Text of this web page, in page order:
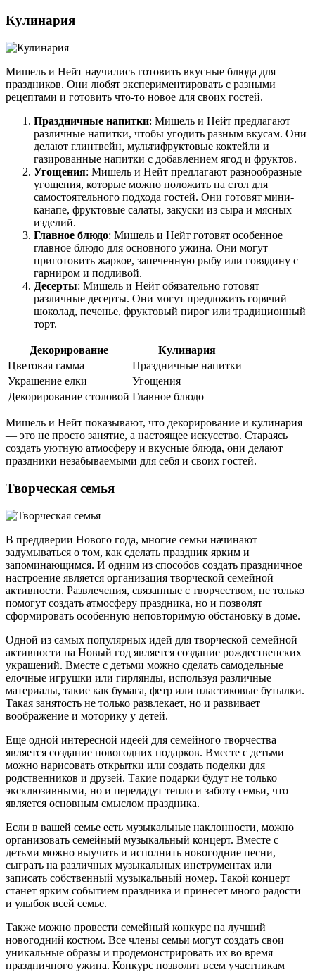
Кулинария
Мишель и Нейт научились готовить вкусные блюда для
праздников. Они любят экспериментировать с разными
рецептами и готовить что-то новое для своих гостей.
Праздничные напитки: Мишель и Нейт предлагают
различные напитки, чтобы угодить разным вкусам. Они
делают глинтвейн, мультифруктовые коктейли и
газированные напитки с добавлением ягод и фруктов.
Угощения: Мишель и Нейт предлагают разнообразные
угощения, которые можно положить на стол для
самостоятельного подхода гостей. Они готовят мини-
канапе, фруктовые салаты, закуски из сыра и мясных
изделий.
Главное блюдо: Мишель и Нейт готовят особенное
главное блюдо для основного ужина. Они могут
приготовить жаркое, запеченную рыбу или говядину с
гарниром и подливой.
Десерты: Мишель и Нейт обязательно готовят
различные десерты. Они могут предложить горячий
шоколад, печенье, фруктовый пирог или традиционный
торт.
Декорирование
Кулинария
Цветовая гамма
Праздничные напитки
Украшение елки
Угощения
Декорирование столовой Главное блюдо
Мишель и Нейт показывают, что декорирование и кулинария
— это не просто занятие, а настоящее искусство. Стараясь
создать уютную атмосферу и вкусные блюда, они делают
праздники незабываемыми для себя и своих гостей.
Творческая семья
В преддверии Нового года, многие семьи начинают
задумываться о том, как сделать праздник ярким и
запоминающимся. И одним из способов создать праздничное
настроение является организация творческой семейной
активности. Развлечения, связанные с творчеством, не только
помогут создать атмосферу праздника, но и позволят
сформировать особенную неповторимую обстановку в доме.
Одной из самых популярных идей для творческой семейной
активности на Новый год является создание рождественских
украшений. Вместе с детьми можно сделать самодельные
елочные игрушки или гирлянды, используя различные
материалы, такие как бумага, фетр или пластиковые бутылки.
Такая занятость не только развлекает, но и развивает
воображение и моторику у детей.
Еще одной интересной идеей для семейного творчества
является создание новогодних подарков. Вместе с детьми
можно нарисовать открытки или создать поделки для
родственников и друзей. Такие подарки будут не только
эксклюзивными, но и передадут тепло и заботу семьи, что
является основным смыслом праздника.
Если в вашей семье есть музыкальные наклонности, можно
организовать семейный музыкальный концерт. Вместе с
детьми можно выучить и исполнить новогодние песни,
сыграть на различных музыкальных инструментах или
записать собственный музыкальный номер. Такой концерт
станет ярким событием праздника и принесет много радости
и улыбок всей семье.
Также можно провести семейный конкурс на лучший
новогодний костюм. Все члены семьи могут создать свои
уникальные образы и продемонстрировать их во время
праздничного ужина. Конкурс позволит всем участникам